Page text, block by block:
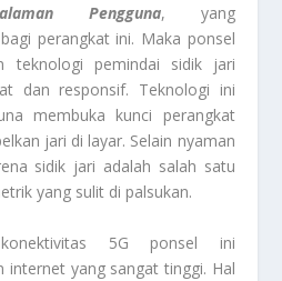
Pengguna, yang
perangkat ini. Maka ponsel
teknologi pemindai sidik jari
dan responsif. Teknologi ini
membuka kunci perangkat
jari di layar. Selain nyaman
sidik jari adalah salah satu
yang sulit di palsukan.
5G ponsel ini
internet yang sangat tinggi. Hal